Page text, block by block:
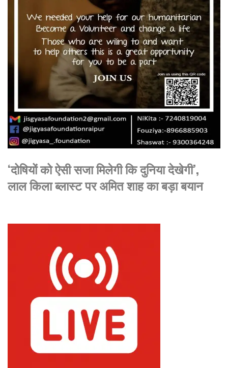
‘दोषियों को ऐसी सजा मिलेगी कि दुनिया देखेगी’,
लाल किला ब्लास्ट पर अमित शाह का बड़ा बयान